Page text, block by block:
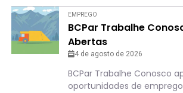
EMPREGO
BCPar Trabalhe
Abertas
4 de agosto de 2026
BCPar Trabalhe Conosco
oportunidades de